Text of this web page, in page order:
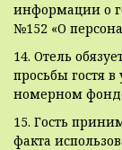
информации о
№152 «О
14. Отель
просьбы гостя
номерном
15. Гость
факта